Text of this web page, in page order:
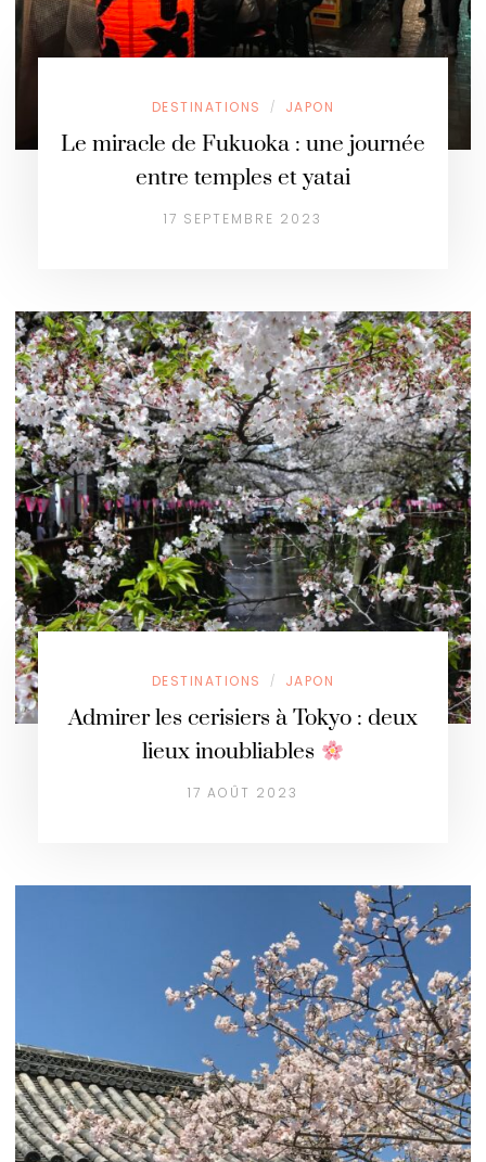
DESTINATIONS / JAPON
Le miracle de Fukuoka : une journée
entre temples et yatai
17 SEPTEMBRE 2023
DESTINATIONS / JAPON
Admirer les cerisiers à Tokyo : deux
lieux inoubliables
17 AOÛT 2023